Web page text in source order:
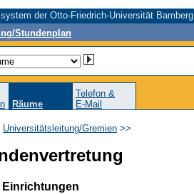
der Otto-Friedrich-Universität Bamberg
Stundenplan
Räume
Telefon &
E-Mail
Universitätsleitung/Gremien >>